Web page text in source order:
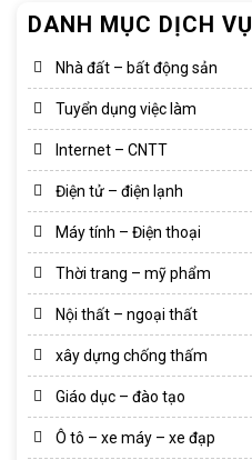
DANH MỤC DỊCH VỤ
Nhà đất – bất động sản
Tuyển dụng việc làm
Internet – CNTT
Điện tử – điện lạnh
Máy tính – Điện thoại
Thời trang – mỹ phẩm
Nội thất – ngoại thất
xây dựng chống thấm
Giáo dục – đào tạo
Ô tô – xe máy – xe đạp